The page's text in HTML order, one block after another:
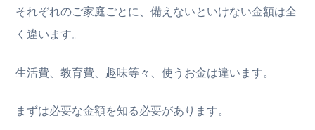
それぞれのご家庭ごとに、備えないといけない金額は全
く違います。
生活費、教育費、趣味等々、使うお金は違います。
まずは必要な金額を知る必要があります。